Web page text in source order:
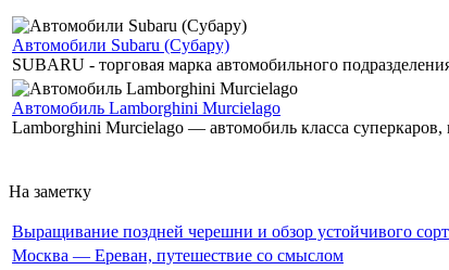
Автомобили Subaru (Субару)
SUBARU - торговая марка автомобильного
Автомобиль Lamborghini Murcielago
Lamborghini Murcielago — автомобиль класса
На заметку
Выращивание поздней черешни и обзор устойчивого
Москва — Ереван, путешествие со смыслом